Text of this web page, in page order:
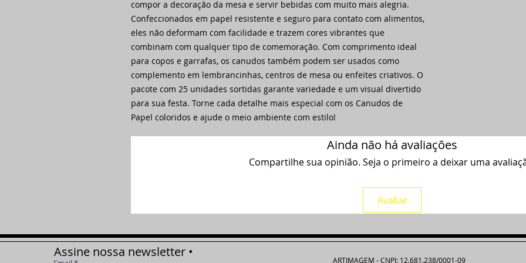
compor a decoração da mesa e servir bebidas com muito mais alegria.
Confeccionados em papel resistente e seguro para contato com alimentos,
eles não deformam com facilidade e trazem cores vibrantes que
combinam com qualquer tipo de comemoração. Com comprimento ideal
para copos e garrafas, os canudos também podem ser usados como
complemento em lembrancinhas, centros de mesa ou enfeites criativos. O
pacote com 25 unidades sortidas garante variedade e um visual divertido
para sua festa. Torne cada detalhe mais especial com os Canudos de
Papel coloridos e ajude o meio ambiente com estilo!
Ainda não há avaliações
Compartilhe sua opinião. Seja o primeiro a deixar uma
Avaliar
Assine nossa newsletter •
ARTIMAGEM - CNPJ: 12.681.238/0001-09